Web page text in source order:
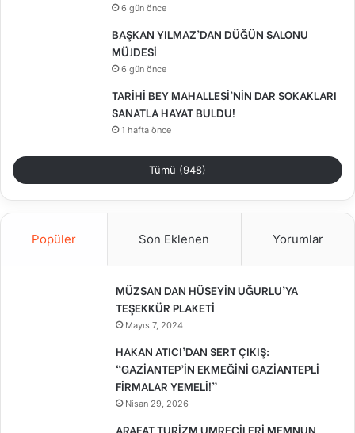
6 gün önce
BAŞKAN YILMAZ’DAN DÜĞÜN SALONU
MÜJDESİ
6 gün önce
TARİHİ BEY MAHALLESİ’NİN DAR SOKAKLARI
SANATLA HAYAT BULDU!
1 hafta önce
Tümü (948)
Popüler Son Eklenen Yorumlar
MÜZSAN DAN HÜSEYİN UĞURLU’YA
TEŞEKKÜR PLAKETİ
Mayıs 7, 2024
HAKAN ATICI’DAN SERT ÇIKIŞ:
“GAZİANTEP’İN EKMEĞİNİ GAZİANTEPLİ
FİRMALAR YEMELİ!”
Nisan 29, 2026
ARAFAT TURİZM UMRECİLERİ MEMNUN